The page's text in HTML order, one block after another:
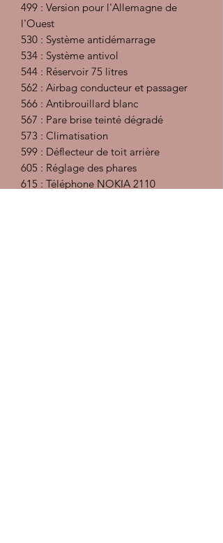
499 : Version pour l'Allemagne de
l'Ouest
530 : Système antidémarrage
534 : Système antivol
544 : Réservoir 75 litres
562 : Airbag conducteur et passager
566 : Antibrouillard blanc
567 : Pare brise teinté dégradé
573 : Climatisation
599 : Déflecteur de toit arrière
605 : Réglage des phares
615 : Téléphone NOKIA 2110